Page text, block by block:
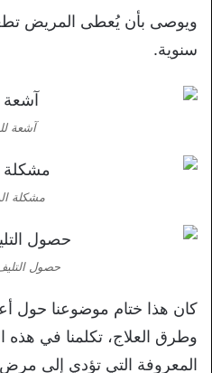
ويوصى بأن يُعطى المريض
سنوية.
آشعة
مشكلة
حصول
كان هذا ختام موضوعنا حول
وطرق العلاج، تكلمنا في هذه
المعروفة التي تؤدي إلى مرض